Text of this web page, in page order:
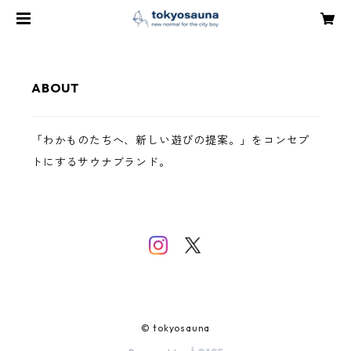
ABOUT
「わかものたちへ、新しい遊びの提案。」をコンセプ
トにするサウナブランド。
© tokyosauna